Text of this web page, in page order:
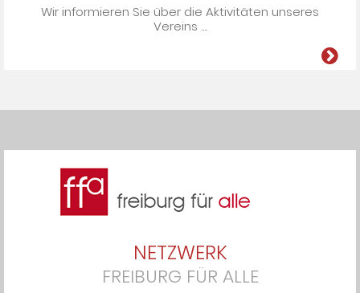
Wir informieren Sie über die Ak­ti­vi­tä­ten un­se­res
Ver­eins ....
NETZWERK
FREIBURG FÜR ALLE